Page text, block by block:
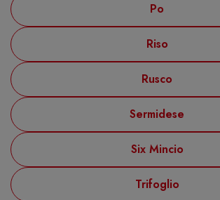
Po
Riso
Rusco
Sermidese
Six Mincio
Trifoglio